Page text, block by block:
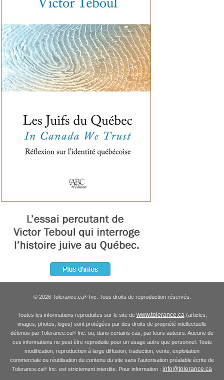
© 2026 Tolerance.ca®Inc. Tous droits de reproduction réservés.
Toutes les informations reproduites sur le site de www.tolerance.ca(articles,
images, photos, logos) sont protégées par des droits de propriété intellectuelle
détenus par Tolerance.ca® Inc. ou, dans certains cas, par leurs auteurs. Aucune de
ces informations ne peut être reproduite pour un usage autre que personnel. Toute
modification, reproduction à large diffusion, traduction, vente, exploitation
commerciale ou réutilisation du contenu du site sans l'autorisation préalable écrite de
Tolerance.ca® Inc. est strictement interdite. Pour information : info@tolerance.ca